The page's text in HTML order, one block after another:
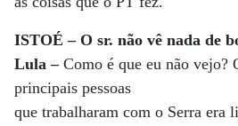
ISTOÉ – O sr. não vê nada de
Lula – Como é que eu não vejo?
principais pessoas
que trabalharam com o Serra era